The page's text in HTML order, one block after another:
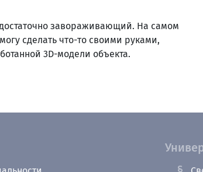
достаточно завораживающий. На самом
сделать что-то своими руками,
3D-модели объекта.